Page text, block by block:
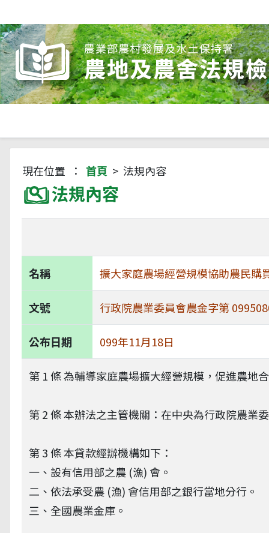
現在位置 ： 首頁 > 法規內容
法規內容
名稱 擴大家庭農場經營規模協助農民購
文號 行政院農業委員會農金字第
公布日期 099年11月18日
第 1 條 為輔導家庭農場擴大經營規模，促進農地
第 2 條 本辦法之主管機關：在中央為行政院農業
第 3 條 本貸款經辦機構如下：
一、設有信用部之農 (漁) 會。
二、依法承受農 (漁) 會信用部之銀行當地分行。
三、全國農業金庫。